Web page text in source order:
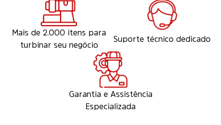
Mais de 2.000 itens para
turbinar seu negócio
Suporte técnico dedicado
Garantia e Assistência
Especializada